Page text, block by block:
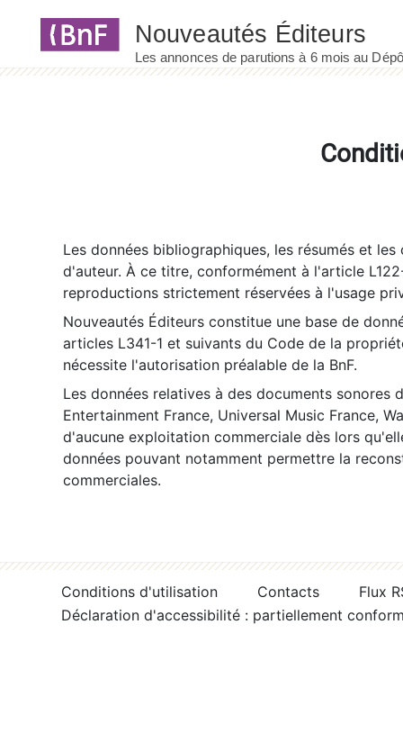
Les données bibliographiques, les résumés et
d'auteur. À ce titre, conformément à l'article
reproductions strictement réservées à l'usage
Nouveautés Éditeurs constitue une base de
articles L341-1 et suivants du Code de la
nécessite l'autorisation préalable de la BnF.
Les données relatives à des documents sonores
Entertainment France, Universal Music France,
d'aucune exploitation commerciale dès lors
données pouvant notamment permettre la
commerciales.
Conditions d'utilisation Contacts
Flux
Déclaration d'accessibilité : partiellement